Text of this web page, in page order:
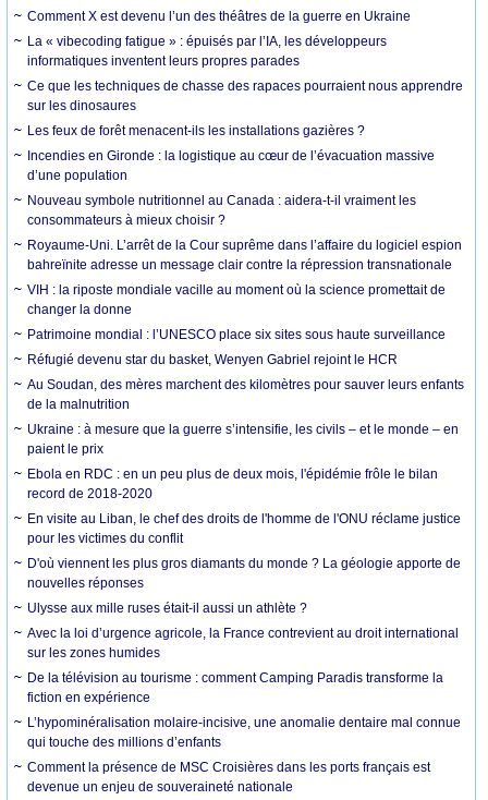
Comment X est devenu l’un des théâtres de la guerre en Ukraine
La « vibecoding fatigue » : épuisés par l’IA, les développeurs
informatiques inventent leurs propres parades
Ce que les techniques de chasse des rapaces pourraient nous apprendre
sur les dinosaures
Les feux de forêt menacent-ils les installations gazières ?
Incendies en Gironde : la logistique au cœur de l’évacuation massive
d’une population
Nouveau symbole nutritionnel au Canada : aidera-t-il vraiment les
consommateurs à mieux choisir ?
Royaume-Uni. L’arrêt de la Cour suprême dans l’affaire du logiciel espion
bahreïnite adresse un message clair contre la répression transnationale
VIH : la riposte mondiale vacille au moment où la science promettait de
changer la donne
Patrimoine mondial : l’UNESCO place six sites sous haute surveillance
Réfugié devenu star du basket, Wenyen Gabriel rejoint le HCR
Au Soudan, des mères marchent des kilomètres pour sauver leurs enfants
de la malnutrition
Ukraine : à mesure que la guerre s’intensifie, les civils – et le monde – en
paient le prix
Ebola en RDC : en un peu plus de deux mois, l'épidémie frôle le bilan
record de 2018-2020
En visite au Liban, le chef des droits de l'homme de l'ONU réclame justice
pour les victimes du conflit
D'où viennent les plus gros diamants du monde ? La géologie apporte de
nouvelles réponses
Ulysse aux mille ruses était-il aussi un athlète ?
Avec la loi d’urgence agricole, la France contrevient au droit international
sur les zones humides
De la télévision au tourisme : comment Camping Paradis transforme la
fiction en expérience
L’hypominéralisation molaire-incisive, une anomalie dentaire mal connue
qui touche des millions d’enfants
Comment la présence de MSC Croisières dans les ports français est
devenue un enjeu de souveraineté nationale